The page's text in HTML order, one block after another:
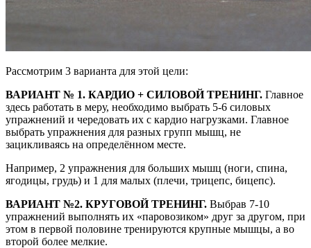
Рассмотрим 3 варианта для этой цели:
ВАРИАНТ № 1. КАРДИО + СИЛОВОЙ ТРЕНИНГ. Главное
здесь работать в меру, необходимо выбрать 5-6 силовых
упражнений и чередовать их с кардио нагрузками. Главное
выбрать упражнения для разных групп мышц, не
зацикливаясь на определённом месте.
Например, 2 упражнения для больших мышц (ноги, спина,
ягодицы, грудь) и 1 для малых (плечи, трицепс, бицепс).
ВАРИАНТ №2. КРУГОВОЙ ТРЕНИНГ. Выбрав 7-10
упражнений выполнять их «паровозиком» друг за другом, при
этом в первой половине тренируются крупные мышцы, а во
второй более мелкие.